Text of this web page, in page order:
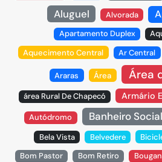
Aluguel
Alvorada
Apartamento Duplex
Aquecimento Central
Ar Central
Araras Área Área
área Rural De Chapecó Armário
Autódromo Banheiro Social
Bela Vista
Belvedere
Bom Pastor
Bom Retiro